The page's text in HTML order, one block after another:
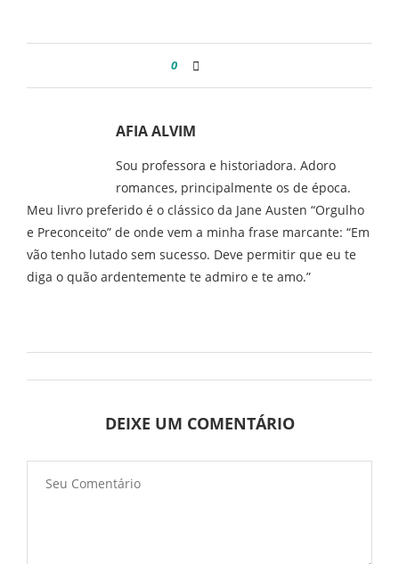
0
AFIA ALVIM
Sou professora e historiadora. Adoro
romances, principalmente os de época.
Meu livro preferido é o clássico da Jane Austen “Orgulho
e Preconceito” de onde vem a minha frase marcante: “Em
vão tenho lutado sem sucesso. Deve permitir que eu te
diga o quão ardentemente te admiro e te amo.”
DEIXE UM COMENTÁRIO